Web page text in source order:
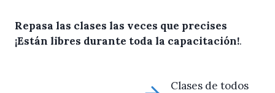
Repasa las clases las veces que precises
¡Están libres durante toda la capacitación!.
Clases de todos